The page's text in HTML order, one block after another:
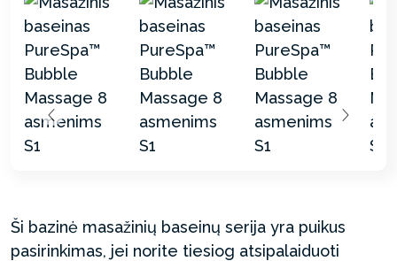
Ši bazinė masažinių baseinų serija yra puikus
pasirinkimas, jei norite tiesiog atsipalaiduoti